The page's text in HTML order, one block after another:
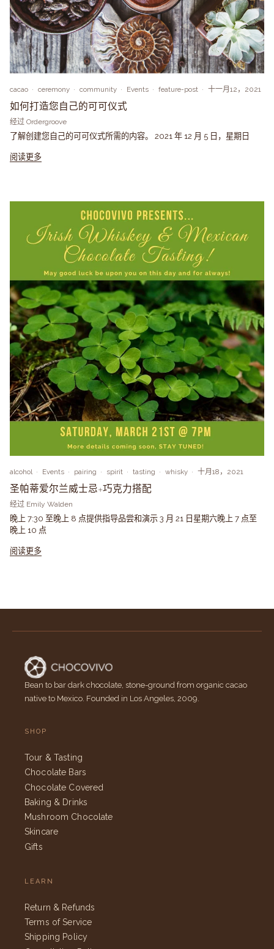
cacao ceremony community Events feature-post 十一月12，2021
如何打造您自己的可可仪式
经过 Ordergroove
了解创建您自己的可可仪式所需的内容。 2021 年 12 月 5 日，星期日
阅读更多
alcohol Events pairing spirit tasting whisky 十月18，2021
圣帕蒂爱尔兰威士忌+巧克力搭配
经过 Emily Walden
晚上 7:30 至晚上 8 点提供指导品尝和演示 3 月 21 日星期六晚上 7 点至
晚上 10 点
阅读更多
Bean to bar dark chocolate, stone-ground from organic cacao
native to Mexico. Founded in Los Angeles, 2009.
SHOP
Tour & Tasting
Chocolate Bars
Chocolate Covered
Baking & Drinks
Mushroom Chocolate
Skincare
Gifts
LEARN
Return & Refunds
Terms of Service
Shipping Policy